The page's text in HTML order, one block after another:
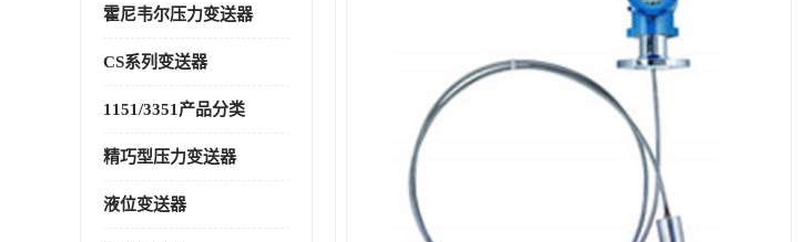
霍尼韦尔压力变送器
CS系列变送器
1151/3351产品分类
精巧型压力变送器
液位变送器